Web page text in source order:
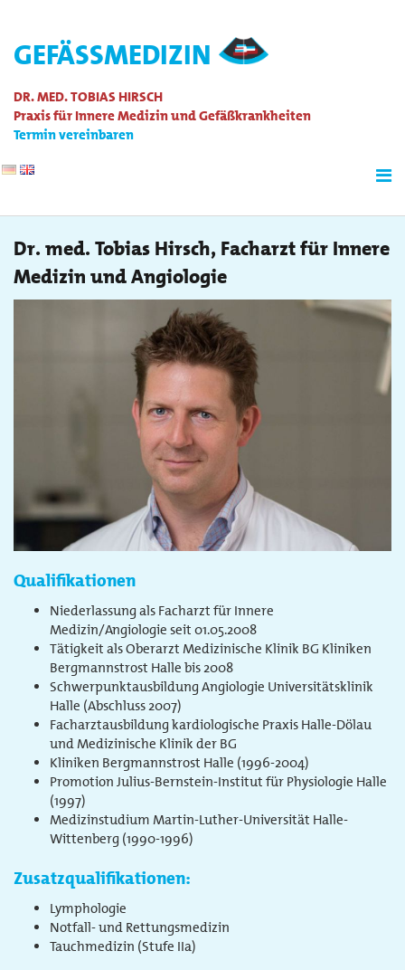
GEFÄSSMEDIZIN
DR. MED. TOBIAS HIRSCH
Praxis für Innere Medizin und Gefäßkrankheiten
Termin vereinbaren
Dr. med. Tobias Hirsch, Facharzt für Innere
Medizin und Angiologie
Qualifikationen
Niederlassung als Facharzt für Innere
Medizin/Angiologie seit 01.05.2008
Tätigkeit als Oberarzt Medizinische Klinik BG Kliniken
Bergmannstrost Halle bis 2008
Schwerpunktausbildung Angiologie Universitätsklinik
Halle (Abschluss 2007)
Facharztausbildung kardiologische Praxis Halle-Dölau
und Medizinische Klinik der BG
Kliniken Bergmannstrost Halle (1996-2004)
Promotion Julius-Bernstein-Institut für Physiologie Halle
(1997)
Medizinstudium Martin-Luther-Universität Halle-
Wittenberg (1990-1996)
Zusatzqualifikationen:
Lymphologie
Notfall- und Rettungsmedizin
Tauchmedizin (Stufe IIa)